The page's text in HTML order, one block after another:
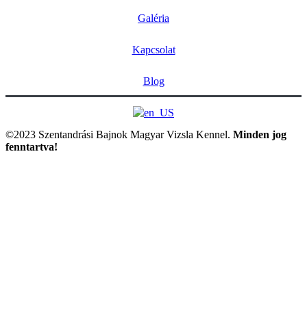
Galéria
Kapcsolat
Blog
©2023 Szentandrási Bajnok Magyar Vizsla Kennel. Minden jog
fenntartva!